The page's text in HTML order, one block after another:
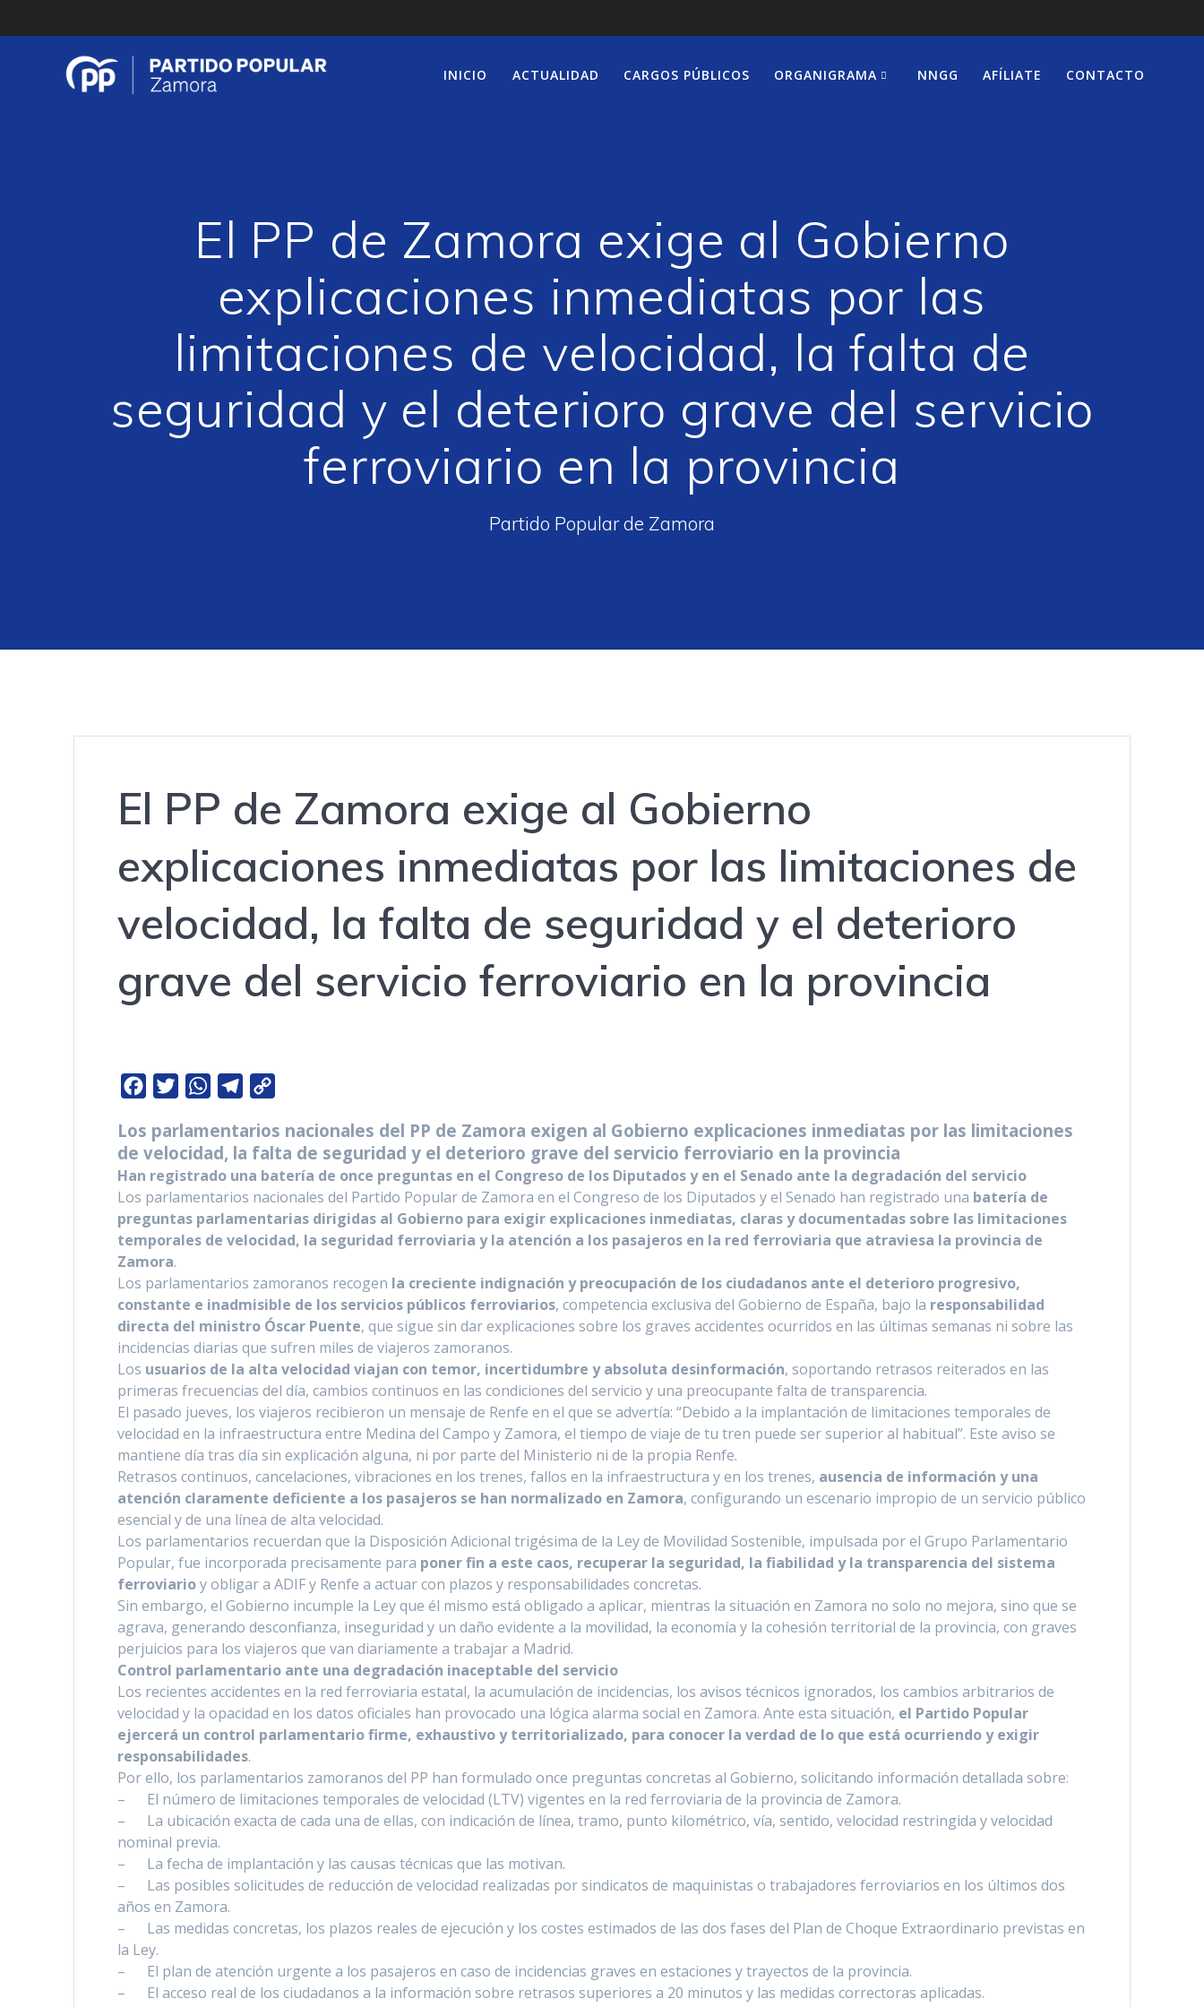
al
INICIO ACTUALIDAD CARGOS PÚBLICOS ORGANIGRAMA NNGG AFÍLIATE CONTACTO
El PP de Zamora exige al Gobierno
explicaciones inmediatas por las
limitaciones de velocidad, la falta de
seguridad y el deterioro grave del servicio
ferroviario en la provincia
Partido Popular de Zamora
El PP de Zamora exige al Gobierno
explicaciones inmediatas por las limitaciones de
velocidad, la falta de seguridad y el deterioro
grave del servicio ferroviario en la provincia
e
b
o
o
k
i
t
t
e
r
W
a
t
s
A
p
l
e
g
r
a
p
y
L
i
n
Los parlamentarios nacionales del PP de Zamora exigen al Gobierno explicaciones inmediatas por las limitaciones
de velocidad, la falta de seguridad y el deterioro grave del servicio ferroviario en la provincia
Han registrado una batería de once preguntas en el Congreso de los Diputados y en el Senado ante la degradación del servicio
Los parlamentarios nacionales del Partido Popular de Zamora en el Congreso de los Diputados y el Senado han registrado una batería de
preguntas parlamentarias dirigidas al Gobierno para exigir explicaciones inmediatas, claras y documentadas sobre las limitaciones
temporales de velocidad, la seguridad ferroviaria y la atención a los pasajeros en la red ferroviaria que atraviesa la provincia de
Zamora.
Los parlamentarios zamoranos recogen la creciente indignación y preocupación de los ciudadanos ante el deterioro progresivo,
constante e inadmisible de los servicios públicos ferroviarios, competencia exclusiva del Gobierno de España, bajo la responsabilidad
directa del ministro Óscar Puente, que sigue sin dar explicaciones sobre los graves accidentes ocurridos en las últimas semanas ni sobre las
incidencias diarias que sufren miles de viajeros zamoranos.
Los usuarios de la alta velocidad viajan con temor, incertidumbre y absoluta desinformación, soportando retrasos reiterados en las
primeras frecuencias del día, cambios continuos en las condiciones del servicio y una preocupante falta de transparencia.
El pasado jueves, los viajeros recibieron un mensaje de Renfe en el que se advertía: “Debido a la implantación de limitaciones temporales de
velocidad en la infraestructura entre Medina del Campo y Zamora, el tiempo de viaje de tu tren puede ser superior al habitual”. Este aviso se
mantiene día tras día sin explicación alguna, ni por parte del Ministerio ni de la propia Renfe.
Retrasos continuos, cancelaciones, vibraciones en los trenes, fallos en la infraestructura y en los trenes, ausencia de información y una
atención claramente deficiente a los pasajeros se han normalizado en Zamora, configurando un escenario impropio de un servicio público
esencial y de una línea de alta velocidad.
Los parlamentarios recuerdan que la Disposición Adicional trigésima de la Ley de Movilidad Sostenible, impulsada por el Grupo Parlamentario
Popular, fue incorporada precisamente para poner fin a este caos, recuperar la seguridad, la fiabilidad y la transparencia del sistema
ferroviarioy obligar a ADIF y Renfe a actuar con plazos y responsabilidades concretas.
Sin embargo, el Gobierno incumple la Ley que él mismo está obligado a aplicar, mientras la situación en Zamora no solo no mejora, sino que se
agrava, generando desconfianza, inseguridad y un daño evidente a la movilidad, la economía y la cohesión territorial de la provincia, con graves
perjuicios para los viajeros que van diariamente a trabajar a Madrid.
Control parlamentario ante una degradación inaceptable del servicio
Los recientes accidentes en la red ferroviaria estatal, la acumulación de incidencias, los avisos técnicos ignorados, los cambios arbitrarios de
velocidad y la opacidad en los datos oficiales han provocado una lógica alarma social en Zamora. Ante esta situación, el Partido Popular
ejercerá un control parlamentario firme, exhaustivo y territorializado, para conocer la verdad de lo que está ocurriendo y exigir
responsabilidades.
Por ello, los parlamentarios zamoranos del PP han formulado once preguntas concretas al Gobierno, solicitando información detallada sobre:
– El número de limitaciones temporales de velocidad (LTV) vigentes en la red ferroviaria de la provincia de Zamora.
– La ubicación exacta de cada una de ellas, con indicación de línea, tramo, punto kilométrico, vía, sentido, velocidad restringida y velocidad
nominal previa.
– La fecha de implantación y las causas técnicas que las motivan.
– Las posibles solicitudes de reducción de velocidad realizadas por sindicatos de maquinistas o trabajadores ferroviarios en los últimos dos
años en Zamora.
– Las medidas concretas, los plazos reales de ejecución y los costes estimados de las dos fases del Plan de Choque Extraordinario previstas en
la Ley.
– El plan de atención urgente a los pasajeros en caso de incidencias graves en estaciones y trayectos de la provincia.
– El acceso real de los ciudadanos a la información sobre retrasos superiores a 20 minutos y las medidas correctoras aplicadas.